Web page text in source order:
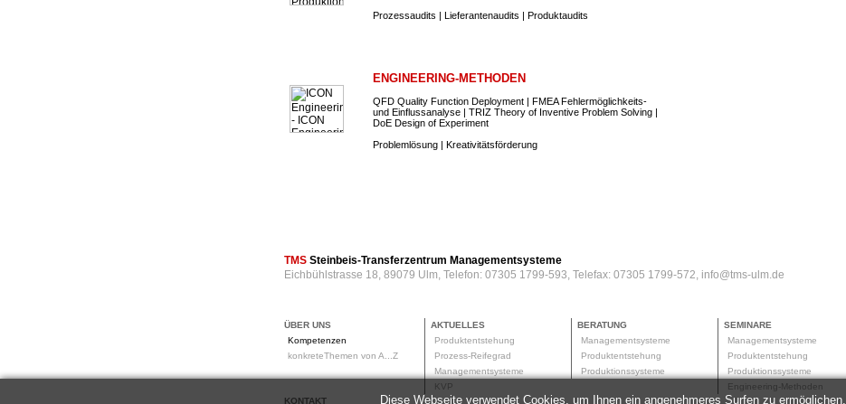
Prozessaudits | Lieferantenaudits | Produktaudits
ENGINEERING-METHODEN
QFD Quality Function Deployment | FMEA Fehlermöglichkeits-
und Einflussanalyse | TRIZ Theory of Inventive Problem Solving |
DoE Design of Experiment
Problemlösung | Kreativitätsförderung
TMS Steinbeis-Transferzentrum Managementsysteme
Eichbühlstrasse 18, 89079 Ulm, Telefon: 07305 1799-593, Telefax: 07305 1799-572, info@tms-ulm.de
ÜBER UNS
Kompetenzen
konkreteThemen von A...Z
AKTUELLES
Produktentstehung
Prozess-Reifegrad
Managementsysteme
KVP
BERATUNG
Managementsysteme
Produktentstehung
Produktionssysteme
SEMINARE
Managementsysteme
Produktentstehung
Produktionssysteme
Engineering-Methoden
KONTAKT
Diese Webseite verwendet Cookies, um Ihnen ein angenehmeres Surfen zu ermöglichen.